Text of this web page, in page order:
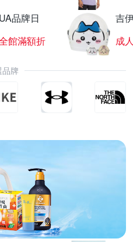
UA品牌日
館滿額折
吉
品牌